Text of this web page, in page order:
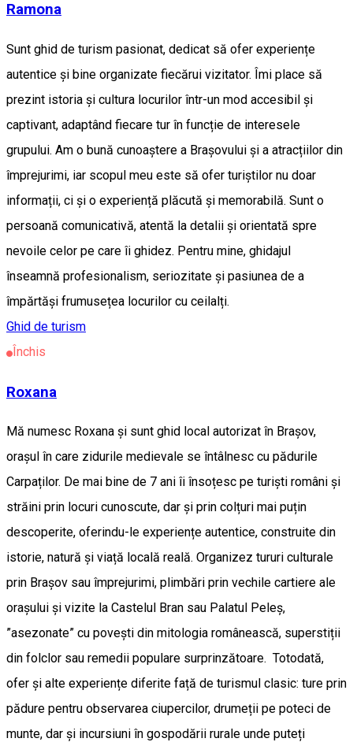
Ramona
Sunt ghid de turism pasionat, dedicat să ofer experiențe
autentice și bine organizate fiecărui vizitator. Îmi place să
prezint istoria și cultura locurilor într-un mod accesibil și
captivant, adaptând fiecare tur în funcție de interesele
grupului. Am o bună cunoaștere a Brașovului și a atracțiilor din
împrejurimi, iar scopul meu este să ofer turiștilor nu doar
informații, ci și o experiență plăcută și memorabilă. Sunt o
persoană comunicativă, atentă la detalii și orientată spre
nevoile celor pe care îi ghidez. Pentru mine, ghidajul
înseamnă profesionalism, seriozitate și pasiunea de a
împărtăși frumusețea locurilor cu ceilalți.
Ghid de turism
Închis
Roxana
Mă numesc Roxana și sunt ghid local autorizat în Brașov,
orașul în care zidurile medievale se întâlnesc cu pădurile
Carpaților. De mai bine de 7 ani îi însoțesc pe turiști români și
străini prin locuri cunoscute, dar și prin colțuri mai puțin
descoperite, oferindu-le experiențe autentice, construite din
istorie, natură și viață locală reală. Organizez tururi culturale
prin Brașov sau împrejurimi, plimbări prin vechile cartiere ale
orașului și vizite la Castelul Bran sau Palatul Peleș,
”asezonate” cu povești din mitologia românească, superstiții
din folclor sau remedii populare surprinzătoare. Totodată,
ofer și alte experiențe diferite față de turismul clasic: ture prin
pădure pentru observarea ciupercilor, drumeții pe poteci de
munte, dar și incursiuni în gospodării rurale unde puteți